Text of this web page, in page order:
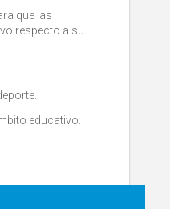
que las
respecto a su
educativo.